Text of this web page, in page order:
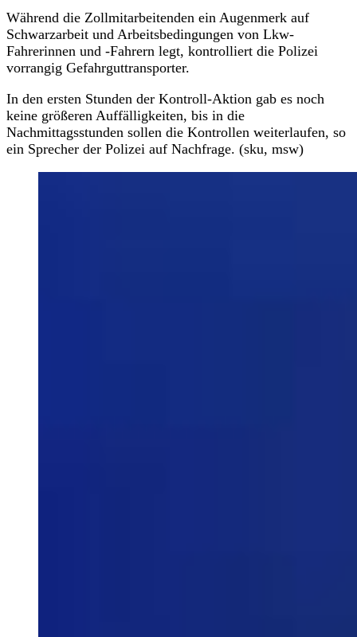
Während die Zollmitarbeitenden ein Augenmerk auf
Schwarzarbeit und Arbeitsbedingungen von Lkw-
Fahrerinnen und -Fahrern legt, kontrolliert die Polizei
vorrangig Gefahrguttransporter.
In den ersten Stunden der Kontroll-Aktion gab es noch
keine größeren Auffälligkeiten, bis in die
Nachmittagsstunden sollen die Kontrollen weiterlaufen, so
ein Sprecher der Polizei auf Nachfrage. (sku, msw)